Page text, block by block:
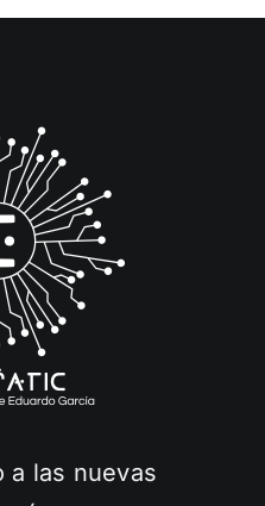
a las nuevas